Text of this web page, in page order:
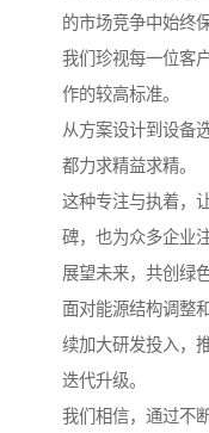
的市场竞争中始终
我们珍视每一位客
作的较高标准。
从方案设计到设备
都力求精益求精。
这种专注与执着，
碑，也为众多企业
展望未来，共创绿
面对能源结构调整
续加大研发投入，
迭代升级。
我们相信，通过不